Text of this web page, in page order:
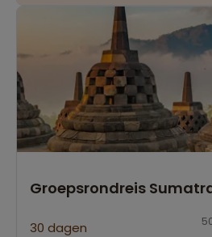
Groepsrondreis
30 dagen